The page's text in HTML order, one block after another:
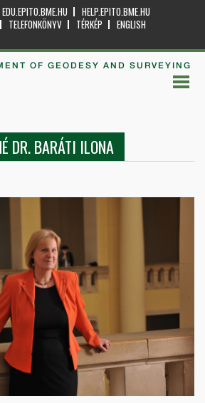
EDU.EPITO.BME.HU
HELP.EPITO.BME.HU
TELEFONKÖNYV TÉRKÉP
ENGLISH
OF GEODESY AND SURVEYING
DR. BARÁTI ILONA